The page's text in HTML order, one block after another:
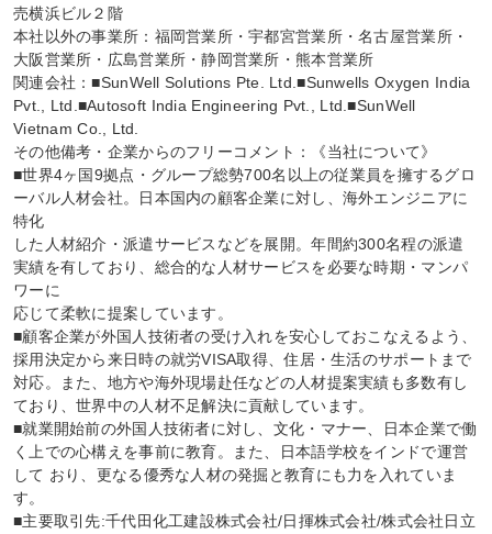
売横浜ビル２階
本社以外の事業所：福岡営業所・宇都宮営業所・名古屋営業所・
大阪営業所・広島営業所・静岡営業所・熊本営業所
関連会社：■SunWell Solutions Pte. Ltd.■Sunwells Oxygen India
Pvt., Ltd.■Autosoft India Engineering Pvt., Ltd.■SunWell
Vietnam Co., Ltd.
その他備考・企業からのフリーコメント：《当社について》
■世界4ヶ国9拠点・グループ総勢700名以上の従業員を擁するグロ
ーバル人材会社。日本国内の顧客企業に対し、海外エンジニアに
特化
した人材紹介・派遣サービスなどを展開。年間約300名程の派遣
実績を有しており、総合的な人材サービスを必要な時期・マンパ
ワーに
応じて柔軟に提案しています。
■顧客企業が外国人技術者の受け入れを安心しておこなえるよう、
採用決定から来日時の就労VISA取得、住居・生活のサポートまで
対応。また、地方や海外現場赴任などの人材提案実績も多数有し
ており、世界中の人材不足解決に貢献しています。
■就業開始前の外国人技術者に対し、文化・マナー、日本企業で働
く上での心構えを事前に教育。また、日本語学校をインドで運営
して おり、更なる優秀な人材の発掘と教育にも力を入れていま
す。
■主要取引先:千代田化工建設株式会社/日揮株式会社/株式会社日立